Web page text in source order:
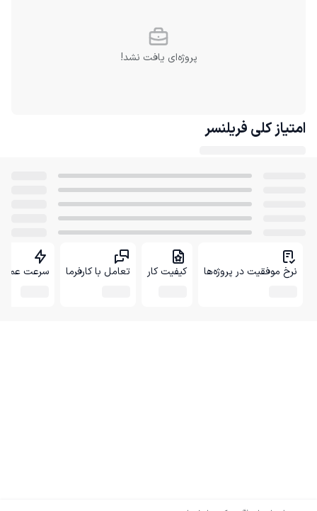
پروژه‌ای یافت نشد!
امتیاز کلی فریلنسر
نرخ موفقیت در پروژه‌ها کیفیت کار تعامل با کارفرما سرعت عمل